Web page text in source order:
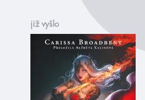
již vyšlo